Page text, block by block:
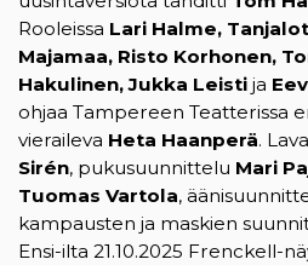
Rooleissa Lari Halme,
Majamaa, Risto Korhonen,
Hakulinen, Jukka Leisti ja
ohjaa Tampereen Teatterissa
vieraileva Heta Haanperä.
Sirén, pukusuunnittelu Mari
Tuomas Vartola,
kampausten ja maskien
Ensi-ilta 21.10.2025 Frenckell-